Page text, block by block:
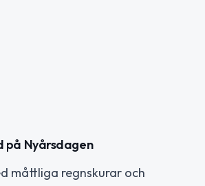
på Nyårsdagen
måttliga regnskurar och